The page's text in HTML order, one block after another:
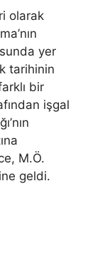
olarak
yer
tarihinin
bir
işgal
M.Ö.
geldi.